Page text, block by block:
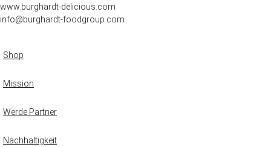
www.burghardt-delicious.com
info@burghardt-foodgroup.com
Shop
Mission
Werde Partner
Nachhaltigkeit